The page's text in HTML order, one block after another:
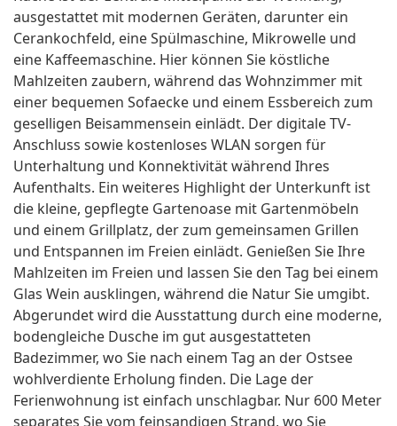
ausgestattet mit modernen Geräten, darunter ein
Cerankochfeld, eine Spülmaschine, Mikrowelle und
eine Kaffeemaschine. Hier können Sie köstliche
Mahlzeiten zaubern, während das Wohnzimmer mit
einer bequemen Sofaecke und einem Essbereich zum
geselligen Beisammensein einlädt. Der digitale TV-
Anschluss sowie kostenloses WLAN sorgen für
Unterhaltung und Konnektivität während Ihres
Aufenthalts. Ein weiteres Highlight der Unterkunft ist
die kleine, gepflegte Gartenoase mit Gartenmöbeln
und einem Grillplatz, der zum gemeinsamen Grillen
und Entspannen im Freien einlädt. Genießen Sie Ihre
Mahlzeiten im Freien und lassen Sie den Tag bei einem
Glas Wein ausklingen, während die Natur Sie umgibt.
Abgerundet wird die Ausstattung durch eine moderne,
bodengleiche Dusche im gut ausgestatteten
Badezimmer, wo Sie nach einem Tag an der Ostsee
wohlverdiente Erholung finden. Die Lage der
Ferienwohnung ist einfach unschlagbar. Nur 600 Meter
separates Sie vom feinsandigen Strand, wo Sie